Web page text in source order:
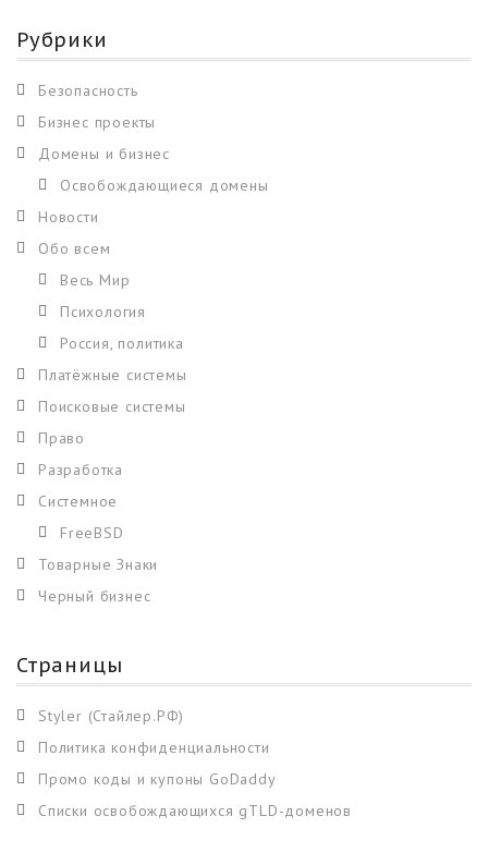
Рубрики
Безопасность
Бизнес проекты
Домены и бизнес
Освобождающиеся домены
Новости
Обо всем
Весь Мир
Психология
Россия, политика
Платёжные системы
Поисковые системы
Право
Разработка
Системное
FreeBSD
Товарные Знаки
Черный бизнес
Страницы
Styler (Стайлер.РФ)
Политика конфиденциальности
Промо коды и купоны GoDaddy
Списки освобождающихся gTLD-доменов